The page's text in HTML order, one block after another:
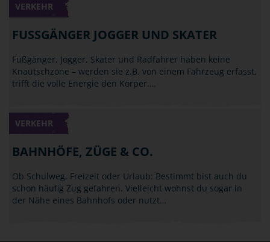
VERKEHR
FUSSGÄNGER JOGGER UND SKATER
Fußgänger, Jogger, Skater und Radfahrer haben keine
Knautschzone – werden sie z.B. von einem Fahrzeug erfasst,
trifft die volle Energie den Körper.…
VERKEHR
BAHNHÖFE, ZÜGE & CO.
Ob Schulweg, Freizeit oder Urlaub: Bestimmt bist auch du
schon häufig Zug gefahren. Vielleicht wohnst du sogar in
der Nähe eines Bahnhofs oder nutzt…